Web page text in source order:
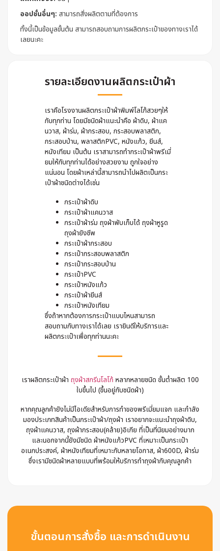
ออปชั่นอื่นๆ: สามารถสั่งผลิตตามที่ต้องการ
ทั้งนี้เป็นข้อมูลขั้นต้น สามารถสอบถามการผลิตกระเป๋าของทางเราได้
เลยนะคะ
รายละเอียดงานผลิตกระเป๋าผ้า
เราคือโรงงานผลิตกระเป๋าผ้าพิมพ์โลโก้สวยๆให้
กับทุกท่าน โดยมีชนิดผ้าแนะนำคือ ผ้าดิบ, ผ้าแค
นวาส, ผ้าร่ม, ผ้ากระสอบ, กระสอบพลาสติก,
กระสอบป่าน, พลาสติกPVC, หนังแก้ว, ยีนส์,
หนังเทียม เป็นต้น เราสามารถทำกระเป๋าผ้าพรีเมี่
ยมให้กับทุกท่านได้อย่างสวยงาม ถูกใจอย่าง
แน่นอน โดยผ้าเหล่านี้สามารถนำไปผลิตเป็นกระ
เป๋าผ้าชนิดต่างได้เช่น
กระเป๋าผ้าดิบ
กระเป๋าผ้าแคนวาส
กระเป๋าผ้าร่ม ถุงผ้าพับเก็บได้ ถุงผ้าหูรูด
ถุงผ้ายังชีพ
กระเป๋าผ้ากระสอบ
กระเป๋ากระสอบพลาสติก
กระเป๋ากระสอบป่าน
กระเป๋าPVC
กระเป๋าหนังแก้ว
กระเป๋าผ้ายีนส์
กระเป๋าหนังเทียม
ซึ่งถ้าหากต้องการกระเป๋าแบบไหนสามารถ
สอบถามกับทางเราได้เลย เรายินดีให้บริการและ
ผลิตกระเป๋าเพื่อทุกท่านนะคะ
เราผลิตกระเป๋าผ้า ถุงผ้าสกรีนโลโก้ หลากหลายชนิด ขั้นต่ำผลิต 100
ใบขึ้นไป (ขึ้นอยู่กับชนิดผ้า)
หากคุณลูกค้ายังไม่มีไอเดียสำหรับการทำของพรีเมี่ยมแจก และกำลัง
มองประเภทสินค้าเป็นกระเป๋าผ้า/ถุงผ้า เราอยากจะแนะนำถุงผ้าดิบ,
ถุงผ้าแคนวาส, ถุงผ้ากระสอบ(คล้าย)อิเกีย ที่เป็นที่นิยมอย่างมาก
และนอกจากนี้ยังมีชนิด ผ้าหนังแก้วPVC ที่เหมาะเป็นกระเป๋า
อเนกประสงค์, ผ้าหนังเทียมที่เหมาะกับหลายโอกาส, ผ้า600D, ผ้าร่ม
ซึ่งเรามีชนิดผ้าหลายแบบที่พร้อมให้บริการทำถุงผ้ากับคุณลูกค้า
ขั้นตอนการสั่งซื้อ และการดำเนินงาน